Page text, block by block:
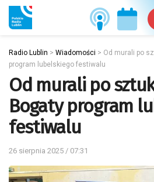
Radio Lublin > Wiadomości > Od murali po
program lubelskiego festiwalu
Od murali po
Bogaty program
festiwalu
26 sierpnia 2025 / 07:31